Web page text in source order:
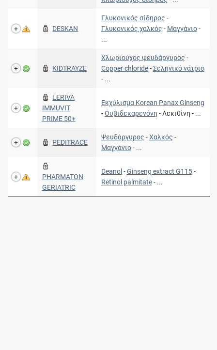
DESKAN
Γλυκονικός σίδηρος -
Γλυκονικός χαλκός - Μαγγάνιο-
...
KIDTRAYZE
Χλωριούχος ψευδάργυρος -
Copper chloride-Σεληνικό νάτριο
- ...
LERIVA
IMMUVIT
PRIME 50+
Εκχύλισμα Korean Panax Ginseng
-Ουβιδεκαρενόνη - Λεκιθίνη - ...
PEDITRACE
Ψευδάργυρος -Χαλκός -
Μαγγάνιο- ...
PHARMATON
GERIATRIC
Deanol -Ginseng extract G115-
Retinol palmitate- ...